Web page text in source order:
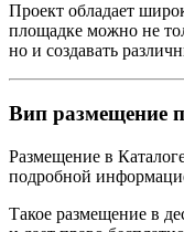
Проект обладает
площадке можно не
но и создавать
Вип размещение
Размещение в
подробной
Такое размещение в